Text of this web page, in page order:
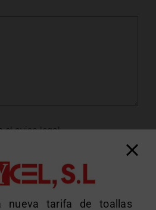
elaviso legal
nueva tarifa de toallas